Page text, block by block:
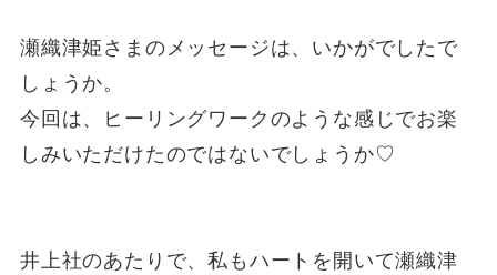
瀬織津姫さまのメッセージは、いかがでしたで
しょうか。
今回は、ヒーリングワークのような感じでお楽
しみいただけたのではないでしょうか♡
井上社のあたりで、私もハートを開いて瀬織津